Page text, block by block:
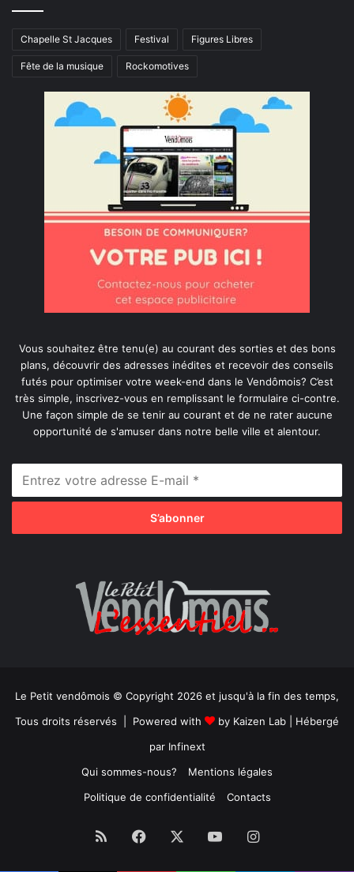
Chapelle St Jacques Festival Figures Libres
Fête de la musique Rockomotives
Vous souhaitez être tenu(e) au courant des sorties et des bons
plans, découvrir des adresses inédites et recevoir des conseils
futés pour optimiser votre week-end dans le Vendômois? C’est
très simple, inscrivez-vous en remplissant le formulaire ci-contre.
Une façon simple de se tenir au courant et de ne rater aucune
opportunité de s'amuser dans notre belle ville et alentour.
Le Petit vendômois © Copyright 2026 et jusqu'à la fin des temps,
Tous droits réservés | Powered with
by Kaizen Lab | Hébergé
par Infinext
Qui sommes-nous?
Mentions légales
Politique de confidentialité
Contacts
RSS Facebook YouTubeInstagram